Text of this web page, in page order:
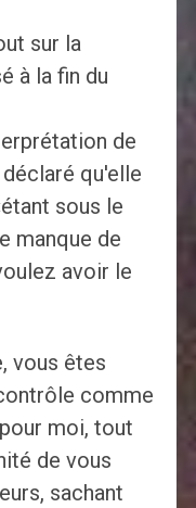
sur la
à la fin du
de
qu'elle
sous le
manque de
avoir le
vous êtes
comme
moi, tout
de vous
sachant